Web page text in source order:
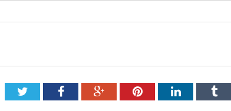
TwitterFacebookGoogle+PinterestLinkedIn